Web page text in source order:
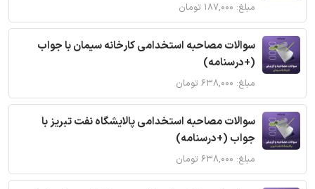
مبلغ: ۱۸۷,۰۰۰ تومان
سوالات مصاحبه استخدامی کارخانه سیمان با جواب
(+درسنامه)
مبلغ: ۶۳۸,۰۰۰ تومان
سوالات مصاحبه استخدامی پالایشگاه نفت تبریز با
جواب (+درسنامه)
مبلغ: ۶۳۸,۰۰۰ تومان